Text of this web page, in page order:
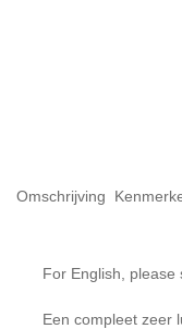
Omschrijving
For English, please
Een compleet zeer